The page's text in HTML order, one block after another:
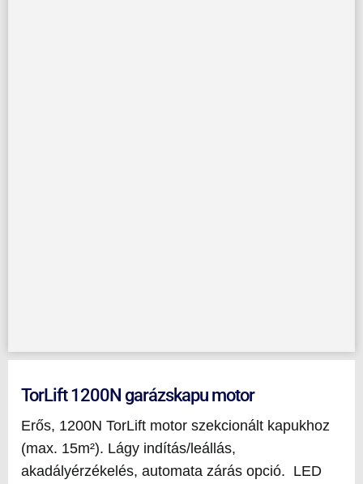
TorLift 1200N garázskapu motor
Erős, 1200N TorLift motor szekcionált kapukhoz
(max. 15m²). Lágy indítás/leállás,
akadályérzékelés, automata zárás opció. LED